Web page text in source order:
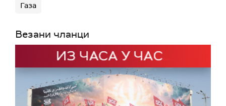
Газа
Везани чланци